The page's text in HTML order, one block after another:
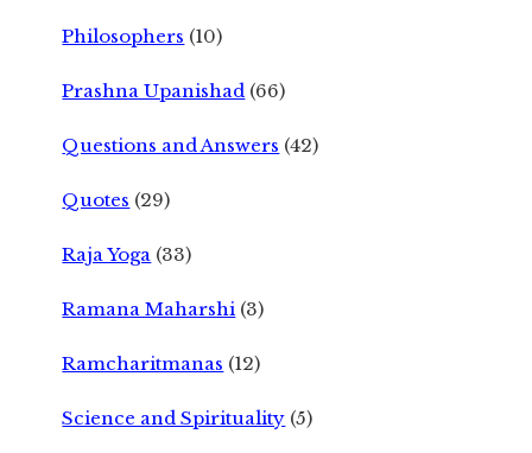
Philosophers (10)
Prashna Upanishad (66)
Questions and Answers (42)
Quotes (29)
Raja Yoga (33)
Ramana Maharshi (3)
Ramcharitmanas (12)
Science and Spirituality (5)